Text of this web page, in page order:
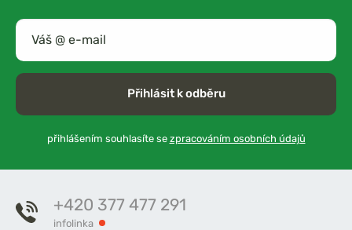
Přihlásit k odběru
přihlášením souhlasíte se zpracováním osobních údajů
+420 377 477 291
infolinka